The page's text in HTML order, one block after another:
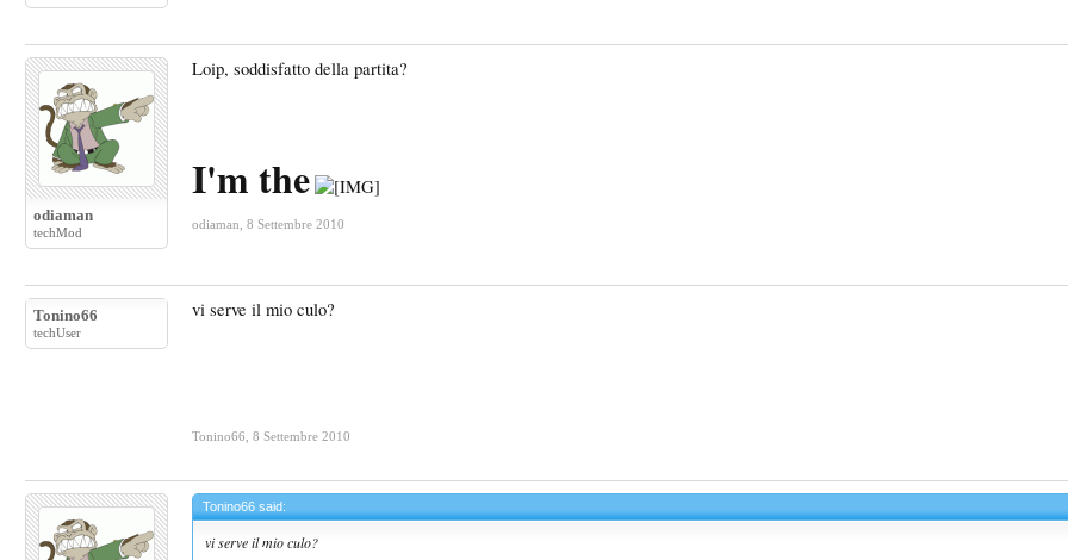
odiaman
techMod
Loip, soddisfatto della partita?
I'm the
odiaman 8 Settembre 2010
Tonino66
techUser
vi serve il mio culo?
Tonino66 8 Settembre 2010
Tonino66 said:
vi serve il mio culo?